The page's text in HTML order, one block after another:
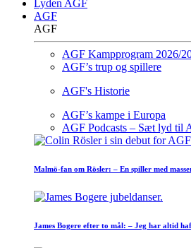
Lyden AGF
AGF
AGF
AGF Kampprogram 2026/
AGF’s trup og spillere
AGF's Historie
AGF’s kampe i Europa
AGF Podcasts – Sæt lyd til
Malmö-fan om Rösler: – En spiller med
James Bogere efter to mål: – Jeg har altid